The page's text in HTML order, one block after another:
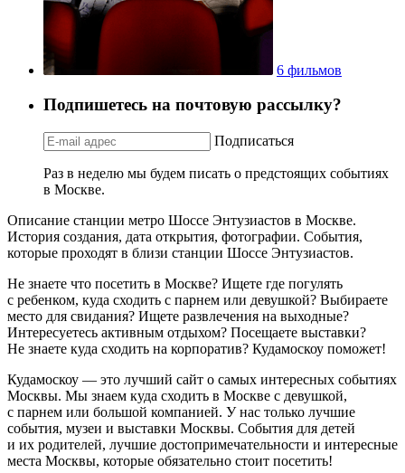
6 фильмов
Подпишетесь на почтовую рассылку?
Подписаться
Раз в неделю мы будем писать о предстоящих событиях
в Москве.
Описание станции метро Шоссе Энтузиастов в Москве.
История создания, дата открытия, фотографии. События,
которые проходят в близи станции Шоссе Энтузиастов.
Не знаете что посетить в Москве? Ищете где погулять
с ребенком, куда сходить с парнем или девушкой? Выбираете
место для свидания? Ищете развлечения на выходные?
Интересуетесь активным отдыхом? Посещаете выставки?
Не знаете куда сходить на корпоратив? Кудамоскоу поможет!
Кудамоскоу — это лучший сайт о самых интересных событиях
Москвы. Мы знаем куда сходить в Москве с девушкой,
с парнем или большой компанией. У нас только лучшие
события, музеи и выставки Москвы. События для детей
и их родителей, лучшие достопримечательности и интересные
места Москвы, которые обязательно стоит посетить!